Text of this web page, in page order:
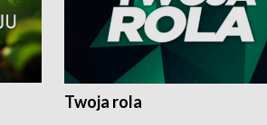
Twoja rola